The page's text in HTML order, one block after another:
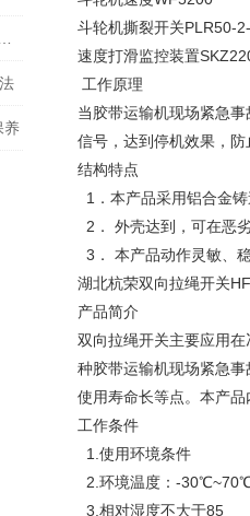
养
斗轮机撕裂开关PLR50-
速度打滑监控装置
工作原理
当胶带运输机现场紧急
信号，达到停机效果，
结构特点
1．本产品采用铝合金
2． 外壳达到，可在恶
3． 本产品动作灵敏、
湖北杭荣双向拉绳开关
产品简介
双向拉绳开关主要应用
种胶带运输机现场紧急
使用寿命长等点。本产
工作条件
1.使用环境条件
2.环境温度：-
3.相对湿度不大于85